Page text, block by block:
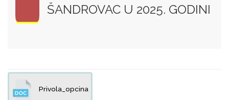
ŠANDROVAC U 2025. GODINI
Privola_opcina